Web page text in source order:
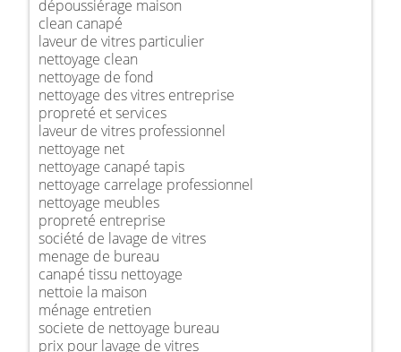
dépoussiérage maison
clean canapé
laveur de vitres particulier
nettoyage clean
nettoyage de fond
nettoyage des vitres entreprise
propreté et services
laveur de vitres professionnel
nettoyage net
nettoyage canapé tapis
nettoyage carrelage professionnel
nettoyage meubles
propreté entreprise
société de lavage de vitres
menage de bureau
canapé tissu nettoyage
nettoie la maison
ménage entretien
societe de nettoyage bureau
prix pour lavage de vitres